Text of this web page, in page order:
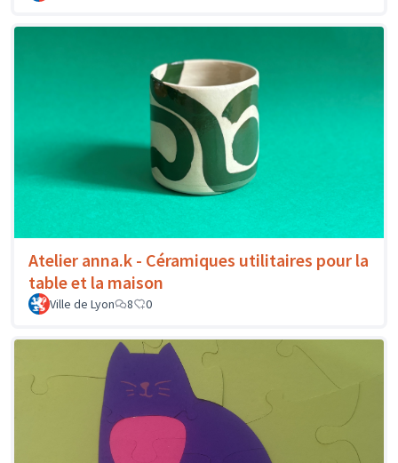
Atelier anna.k - Céramiques utilitaires pour la
table et la maison
Ville de Lyon 8 0